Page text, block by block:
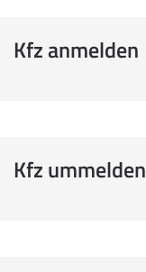
Kfz anmelden
Kfz ummelden